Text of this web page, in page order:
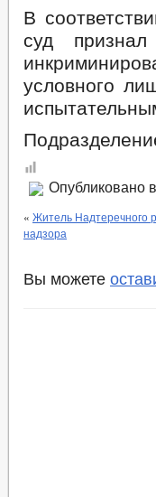
В
суд
условного
Опубликовано
« Житель Надтеречного
надзора
Вы можете